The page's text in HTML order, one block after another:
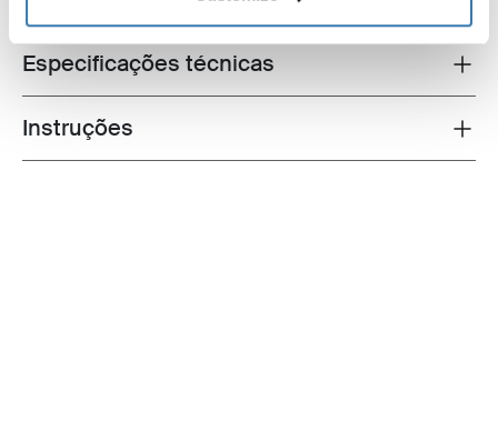
Toggle techspec
Especificações técnicas
Toggle guides and instructions
Instruções